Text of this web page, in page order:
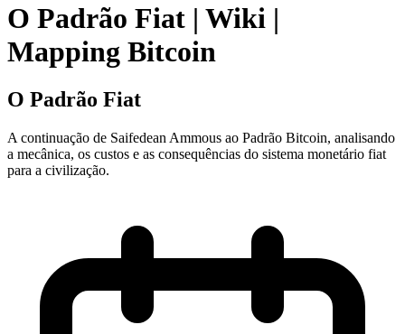
O Padrão Fiat | Wiki |
Mapping Bitcoin
O Padrão Fiat
A continuação de Saifedean Ammous ao Padrão Bitcoin, analisando
a mecânica, os custos e as consequências do sistema monetário fiat
para a civilização.